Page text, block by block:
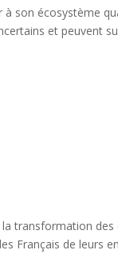
son écosystème
et peuvent
transformation
Français de leurs